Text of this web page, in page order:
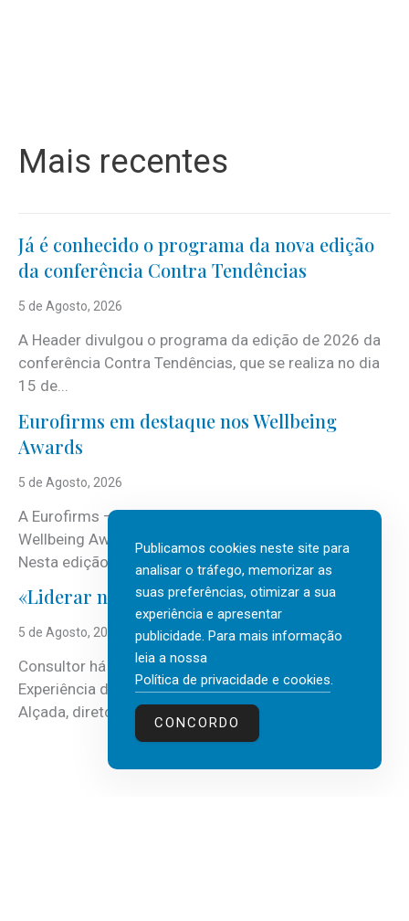
Mais recentes
Já é conhecido o programa da nova edição
da conferência Contra Tendências
5 de Agosto, 2026
A Header divulgou o programa da edição de 2026 da
conferência Contra Tendências, que se realiza no dia
15 de...
Eurofirms em destaque nos Wellbeing
Awards
5 de Agosto, 2026
A Eurofirms – People first está de regresso aos
Wellbeing Awards, integrando o Top Wellbeing 2026.
Nesta edição, a multinacional...
«Liderar não é um talento místico.»
5 de Agosto, 2026
Consultor há mais de três décadas nas áreas de
Experiência do Cliente, Vendas e Liderança, Manuel
Alçada, diretor executivo da...
Publicamos cookies neste site para
analisar o tráfego, memorizar as
suas preferências, otimizar a sua
experiência e apresentar
publicidade. Para mais informação
leia a nossa
Política de privacidade e cookies.
CONCORDO